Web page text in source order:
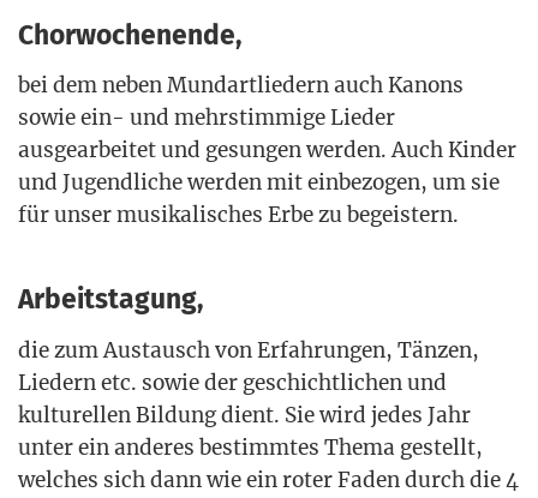
Chorwochenende,
bei dem neben Mund­art­lie­dern auch Kanons
sowie ein- und mehr­stim­mi­ge Lie­der
aus­ge­ar­bei­tet und gesun­gen wer­den. Auch Kin­der
und Jugend­li­che wer­den mit ein­be­zo­gen, um sie
für unser musi­ka­li­sches Erbe zu begeistern.
Arbeitstagung,
die zum Aus­tausch von Erfah­run­gen, Tän­zen,
Lie­dern etc. sowie der geschicht­li­chen und
kul­tu­rel­len Bil­dung dient. Sie wird jedes Jahr
unter ein ande­res bestimm­tes The­ma gestellt,
wel­ches sich dann wie ein roter Faden durch die 4